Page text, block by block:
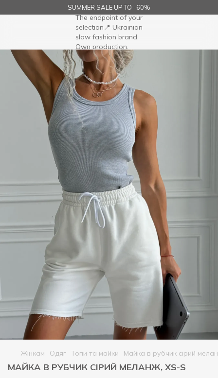
SUMMER SALE UP TO -60%
Жінкам Одяг Топи та майки Майка в рубчик сірий
МАЙКА В РУБЧИК СІРИЙ МЕЛАНЖ, XS-S